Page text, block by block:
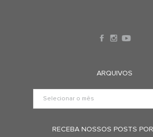
ARQUIVOS
RECEBA NOSSOS POSTS